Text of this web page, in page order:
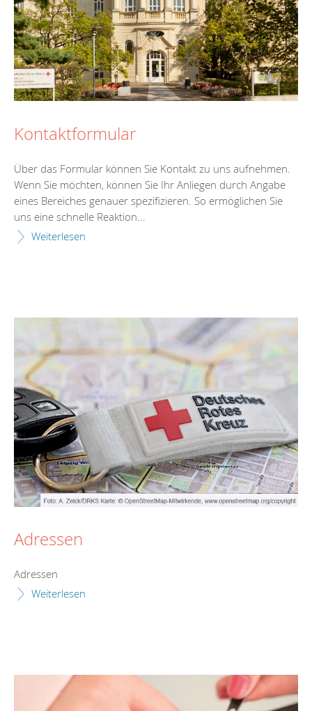
Kontaktformular
Über das Formular können Sie Kontakt zu uns aufnehmen.
Wenn Sie möchten, können Sie Ihr Anliegen durch Angabe
eines Bereiches genauer spezifizieren. So ermöglichen Sie
uns eine schnelle Reaktion...
Weiterlesen
Adressen
Adressen
Weiterlesen